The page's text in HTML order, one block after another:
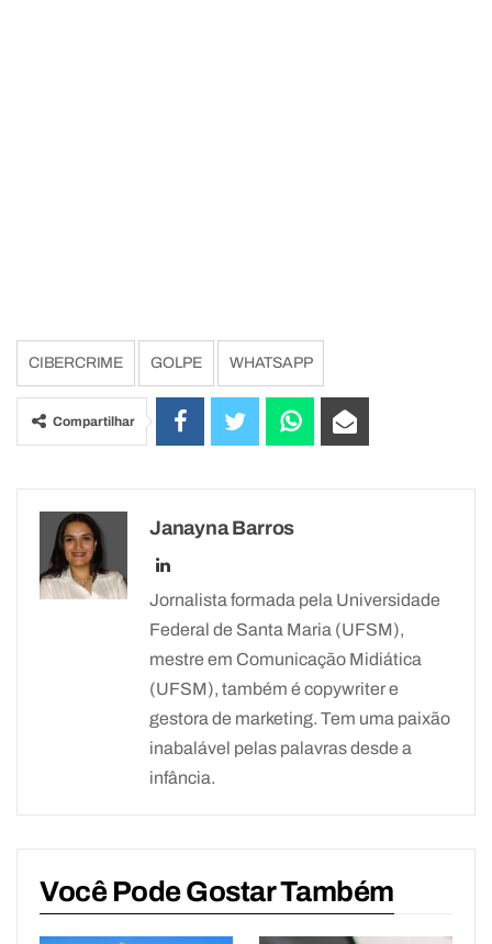
CIBERCRIME GOLPE WHATSAPP
Compartilhar
Janayna Barros
Jornalista formada pela Universidade
Federal de Santa Maria (UFSM),
mestre em Comunicação Midiática
(UFSM), também é copywriter e
gestora de marketing. Tem uma paixão
inabalável pelas palavras desde a
infância.
Você Pode Gostar Também